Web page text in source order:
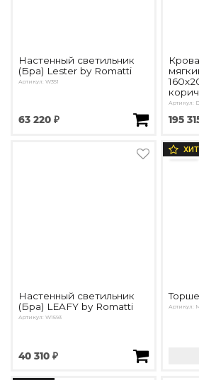
Настенный светильник
(Бра) Lester by Romatti
Артикул: W351
63 220 ₽
Артикул:
195
Настенный светильник
(Бра) LEAFY by Romatti
Артикул: W1593
40 310 ₽
ХИТ
Артикул: